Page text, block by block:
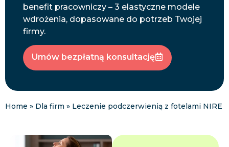
benefit pracowniczy – 3 elastyczne modele
wdrożenia, dopasowane do potrzeb Twojej
firmy.
Umów bezpłatną konsultację
Home » Dla firm » Leczenie podczerwienią z fotelami NIRE